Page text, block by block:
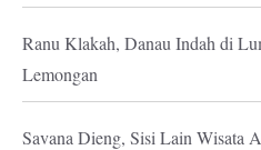
Ranu Klakah, Danau Indah di
Lemongan
Savana Dieng, Sisi Lain Wisata